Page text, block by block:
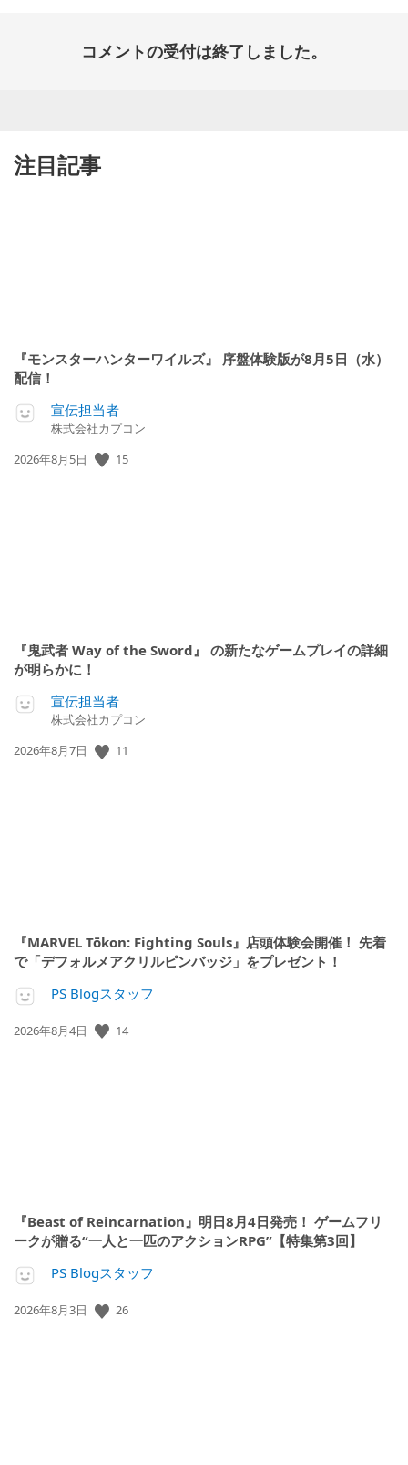
コメントの受付は終了しました。
注目記事
『モンスターハンターワイルズ』 序盤体験版が8月5日（水）
配信！
宣伝担当者
株式会社カプコン
公
2026年8月5日 15
『鬼武者 Way of the Sword』 の新たなゲームプレイの詳細
が明らかに！
宣伝担当者
株式会社カプコン
公
2026年8月7日 11
『MARVEL Tōkon: Fighting Souls』店頭体験会開催！ 先着
で「デフォルメアクリルピンバッジ」をプレゼント！
PS Blogスタッフ
公
2026年8月4日 14
『Beast of Reincarnation』明日8月4日発売！ ゲームフリ
ークが贈る“一人と一匹のアクションRPG”【特集第3回】
PS Blogスタッフ
公
2026年8月3日 26